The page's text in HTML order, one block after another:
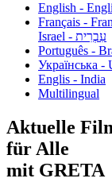
English -
Français -
עִבְרִית - Israel
Português -
Українська -
Englis - India
Multilingual
Aktuelle
für Alle
mit GRETA